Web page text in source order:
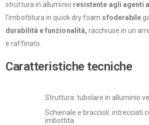
struttura in alluminio resistente agli agenti
l’imbottitura in quick dry foam sfoderabile
durabilità e funzionalità,racchiuse in un
e raffinato.
Caratteristiche tecniche
Struttura: tubolare in alluminio
Schienale e braccioli: intrecciati
imbottita